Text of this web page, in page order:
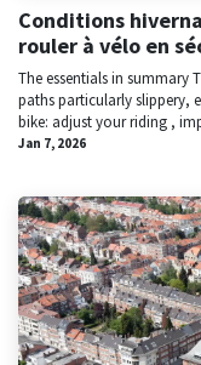
Conditions
rouler à vélo en
The essentials in summary
paths particularly slippery,
bike: adjust your riding ,
Jan 7, 2026